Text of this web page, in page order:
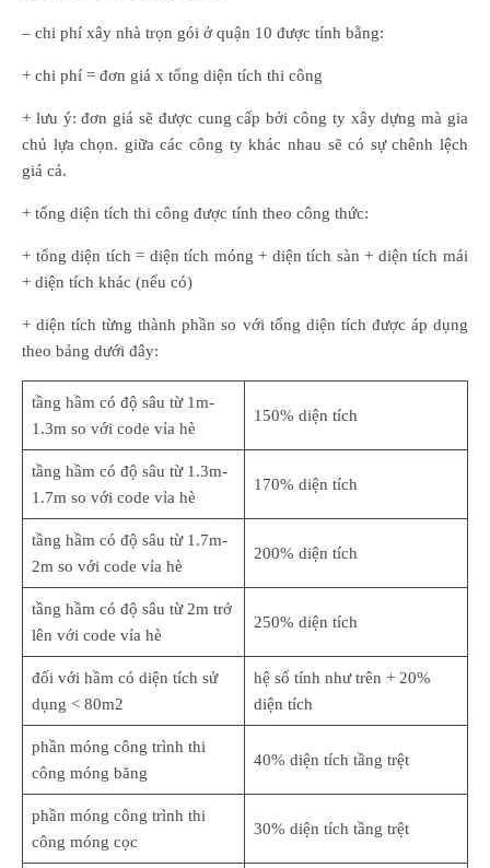
– chi phí xây nhà trọn gói ở quận 10 được tính bằng:
+ chi phí = đơn giá x tổng diện tích thi công
+ lưu ý: đơn giá sẽ được cung cấp bởi công ty xây dựng mà gia
chủ lựa chọn. giữa các công ty khác nhau sẽ có sự chênh lệch
giá cả.
+ tổng diện tích thi công được tính theo công thức:
+ tổng diện tích = diện tích móng + diện tích sàn + diện tích mái
+ diện tích khác (nếu có)
+ diện tích từng thành phần so với tổng diện tích được áp dụng
theo bảng dưới đây:
tầng hầm có độ sâu từ 1m-
1.3m so với code vỉa hè
150% diện tích
tầng hầm có độ sâu từ 1.3m-
1.7m so với code vỉa hè
170% diện tích
tầng hầm có độ sâu từ 1.7m-
2m so với code vỉa hè
200% diện tích
tầng hầm có độ sâu từ 2m trở
lên với code vỉa hè
250% diện tích
đối với hầm có diện tích sử
dụng < 80m2
hệ số tính như trên + 20%
diện tích
phần móng công trình thi
công móng băng
40% diện tích tầng trệt
phần móng công trình thi
công móng cọc
30% diện tích tầng trệt